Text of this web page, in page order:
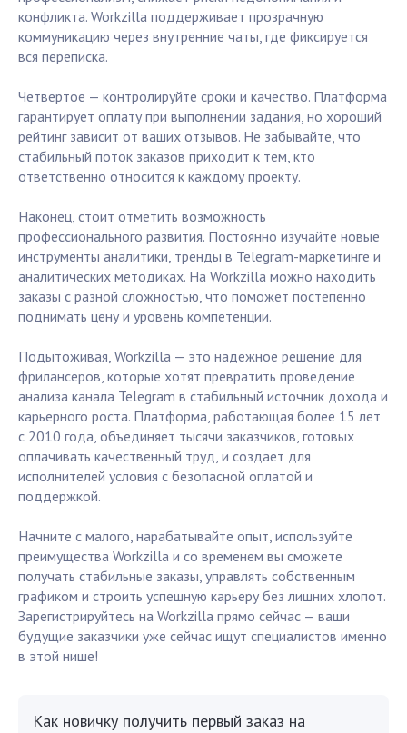
конфликта. Workzilla поддерживает прозрачную
коммуникацию через внутренние чаты, где фиксируется
вся переписка.
Четвертое — контролируйте сроки и качество. Платформа
гарантирует оплату при выполнении задания, но хороший
рейтинг зависит от ваших отзывов. Не забывайте, что
стабильный поток заказов приходит к тем, кто
ответственно относится к каждому проекту.
Наконец, стоит отметить возможность
профессионального развития. Постоянно изучайте новые
инструменты аналитики, тренды в Telegram-маркетинге и
аналитических методиках. На Workzilla можно находить
заказы с разной сложностью, что поможет постепенно
поднимать цену и уровень компетенции.
Подытоживая, Workzilla — это надежное решение для
фрилансеров, которые хотят превратить проведение
анализа канала Telegram в стабильный источник дохода и
карьерного роста. Платформа, работающая более 15 лет
с 2010 года, объединяет тысячи заказчиков, готовых
оплачивать качественный труд, и создает для
исполнителей условия с безопасной оплатой и
поддержкой.
Начните с малого, нарабатывайте опыт, используйте
преимущества Workzilla и со временем вы сможете
получать стабильные заказы, управлять собственным
графиком и строить успешную карьеру без лишних хлопот.
Зарегистрируйтесь на Workzilla прямо сейчас — ваши
будущие заказчики уже сейчас ищут специалистов именно
в этой нише!
Как новичку получить первый заказ на